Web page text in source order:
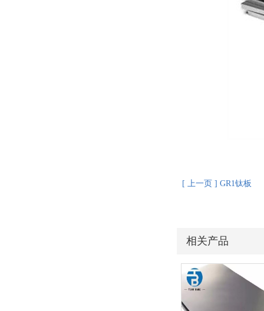
[ 上一页 ] GR1钛板
相关产品